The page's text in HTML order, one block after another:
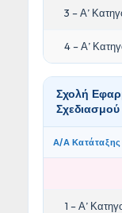
3 – Α’
4 – Α’
Σχολή
Σχεδιασμού
Α/Α Κατάταξης
1 – Α’